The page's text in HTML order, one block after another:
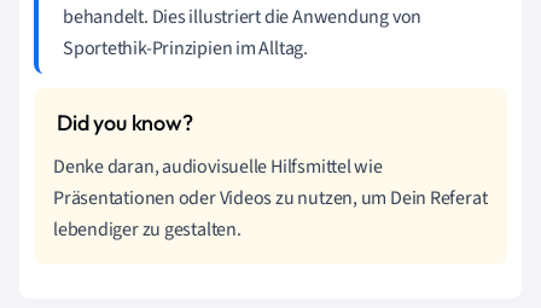
behandelt. Dies illustriert die Anwendung von
Sportethik-Prinzipien im Alltag.
Denke daran, audiovisuelle Hilfsmittel wie
Präsentationen oder Videos zu nutzen, um Dein Referat
lebendiger zu gestalten.